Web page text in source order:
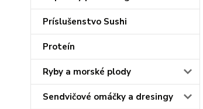
Príslušenstvo Sushi
Proteín
Ryby a morské plody
Sendvičové omáčky a dresingy